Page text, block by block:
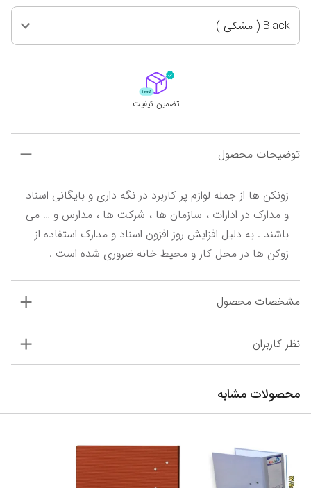
Black ( مشکی )
تضمین کیفیت
توضیحات محصول
زوکن ها در محل کار و محیط خانه ضروری شده است .
مشخصات محصول
نظر کاربران
محصولات مشابه